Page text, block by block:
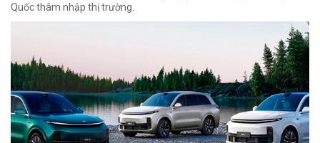
Quốc thâm nhập thị trường.